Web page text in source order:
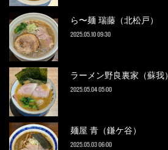
ら〜麺 瑞藤（北松戸）
2025.05.10 09:30
ラーメン野良裏家（蘇我）
2025.05.04 05:00
麺屋 青（鎌ケ谷）
2025.05.03 06:00